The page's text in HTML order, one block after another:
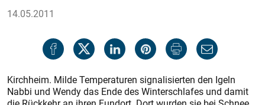
14.05.2011
Kirchheim. Milde Temperaturen sig­nalisierten den Igeln
Nabbi und Wendy das Ende des Winterschlafes und damit